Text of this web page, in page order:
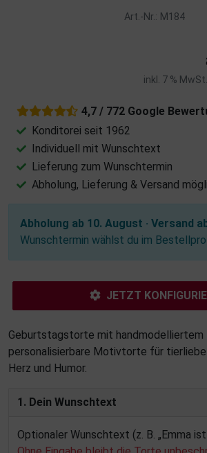
Art.-Nr.: M184
inkl. 7 %
4,7 / 772 Google
Konditorei seit 1962
Individuell mit Wunschtext
Lieferung zum Wunschtermin
Abholung, Lieferung & Versand
Abholung ab 10. August · Versand
Wunschtermin wählst du im
JETZT
Geburtstagstorte mit handmodelliertem
personalisierbare Motivtorte für
Herz und Humor.
1. Dein Wunschtext
Optionaler Wunschtext (z. B. „Emma ist